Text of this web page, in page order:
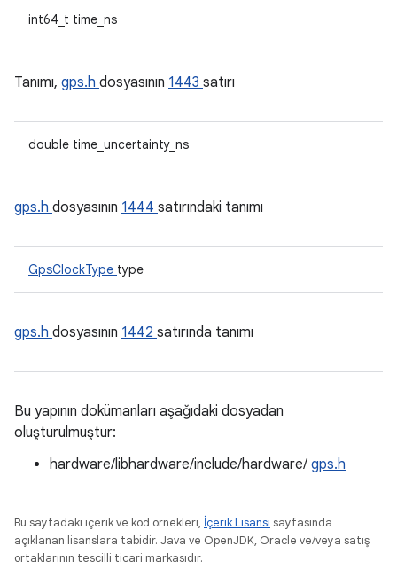
int64_t time_ns
Tanımı, gps.h dosyasının 1443 satırı
double time_uncertainty_ns
gps.h dosyasının 1444 satırındaki tanımı
GpsClockType type
gps.h dosyasının 1442 satırında tanımı
Bu yapının dokümanları aşağıdaki dosyadan
oluşturulmuştur:
hardware/libhardware/include/hardware/ gps.h
Bu sayfadaki içerik ve kod örnekleri, İçerik Lisansı sayfasında
açıklanan lisanslara tabidir. Java ve OpenJDK, Oracle ve/veya satış
ortaklarının tescilli ticari markasıdır.